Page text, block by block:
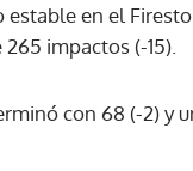
estable en el
impactos (-15).
con 68 (-2) y